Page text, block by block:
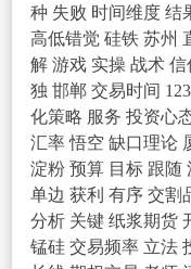
种 失败 时间维度 结
高低错觉 硅铁 苏州
解 游戏 实操 战术 信
独 邯郸 交易时间
化策略 服务 投资心
汇率 悟空 缺口理论
淀粉 预算 目标 跟随
单边 获利 有序 交割
分析 关键 纸浆期货
锰硅 交易频率 立法